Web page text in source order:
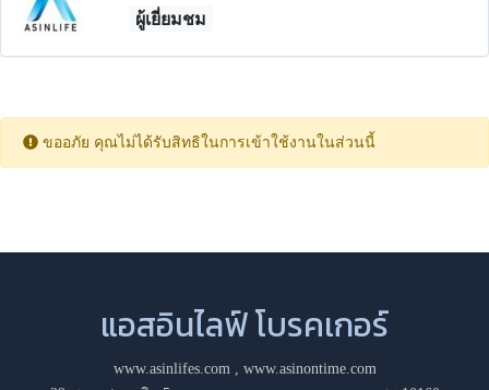
ผู้เยี่ยมชม
ขออภัย คุณไม่ได้รับสิทธิในการเข้าใช้งานในส่วนนี้
แอสอินไลฟ์ โบรคเกอร์
www.asinlifes.com, www.asinontime.com